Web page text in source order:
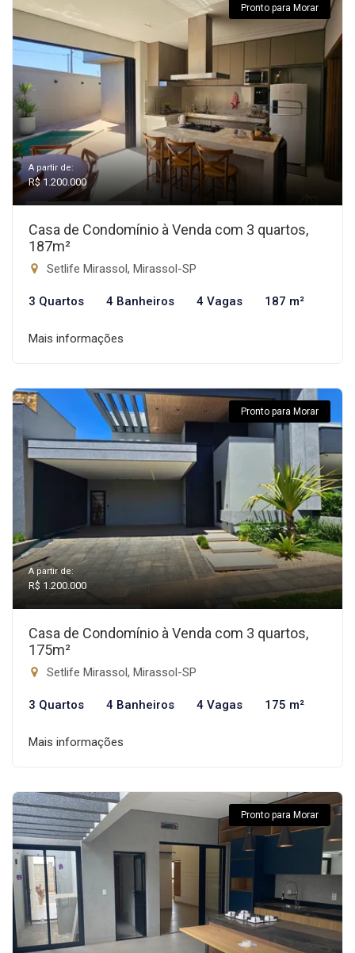
Pronto para Morar
A partir de:
R$ 1.200.000
Casa de Condomínio à Venda com 3 quartos,
187m²
Setlife Mirassol, Mirassol-SP
3 Quartos 4 Banheiros 4 Vagas 187 m²
Mais informações
Pronto para Morar
A partir de:
R$ 1.200.000
Casa de Condomínio à Venda com 3 quartos,
175m²
Setlife Mirassol, Mirassol-SP
3 Quartos 4 Banheiros 4 Vagas 175 m²
Mais informações
Pronto para Morar